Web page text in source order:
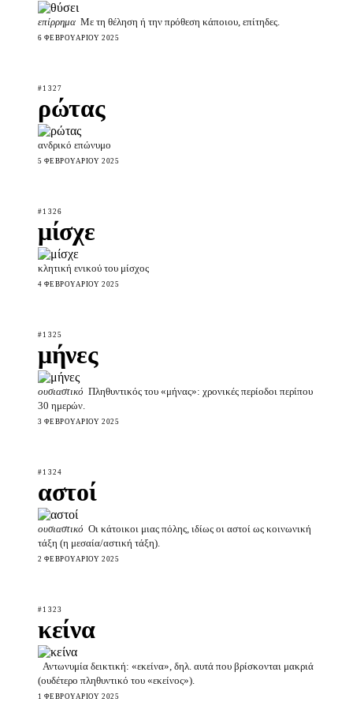
επίρρημα Με τη θέληση ή την πρόθεση κάποιου, επίτηδες.
6 ΦΕΒΡΟΥΑΡΊΟΥ 2025
#1327
ρώτας
ανδρικό επώνυμο
5 ΦΕΒΡΟΥΑΡΊΟΥ 2025
#1326
μίσχε
κλητική ενικού του μίσχος
4 ΦΕΒΡΟΥΑΡΊΟΥ 2025
#1325
μήνες
ουσιαστικό Πληθυντικός του «μήνας»: χρονικές περίοδοι περίπου
30 ημερών.
3 ΦΕΒΡΟΥΑΡΊΟΥ 2025
#1324
αστοί
ουσιαστικό Οι κάτοικοι μιας πόλης, ιδίως οι αστοί ως κοινωνική
τάξη (η μεσαία/αστική τάξη).
2 ΦΕΒΡΟΥΑΡΊΟΥ 2025
#1323
κείνα
Αντωνυμία δεικτική: «εκείνα», δηλ. αυτά που βρίσκονται μακριά
(ουδέτερο πληθυντικό του «εκείνος»).
1 ΦΕΒΡΟΥΑΡΊΟΥ 2025